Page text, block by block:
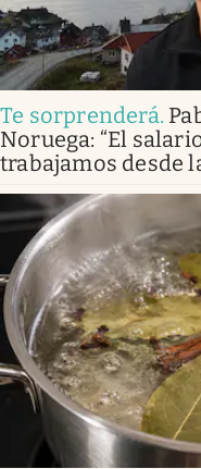
Te sorprenderá.
Noruega: “El
trabajamos desde